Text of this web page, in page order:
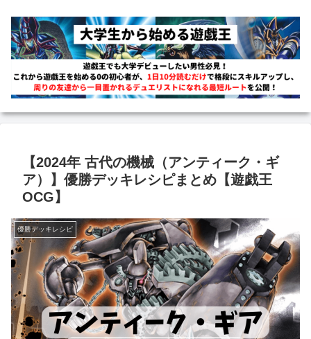
【2024年 古代の機械（アンティーク・ギ
ア）】優勝デッキレシピまとめ【遊戯王
OCG】
優勝デッキレシピ